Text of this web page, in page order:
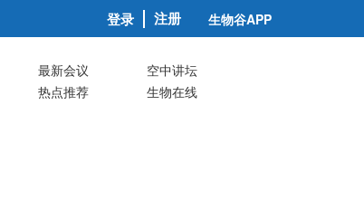
登录 注册 生物谷APP
最新会议
空中讲坛
热点推荐
生物在线